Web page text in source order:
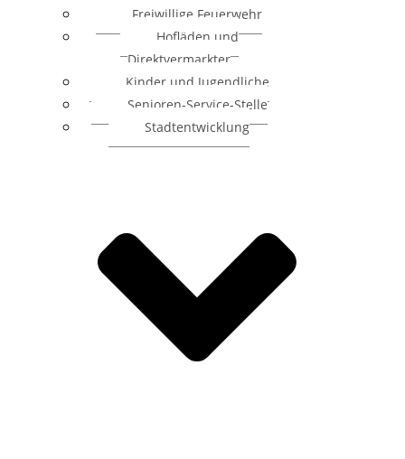
Freiwillige Feuerwehr
Hofläden und
Direktvermarkter
Kinder und Jugendliche
Senioren-Service-Stelle
Stadtentwicklung